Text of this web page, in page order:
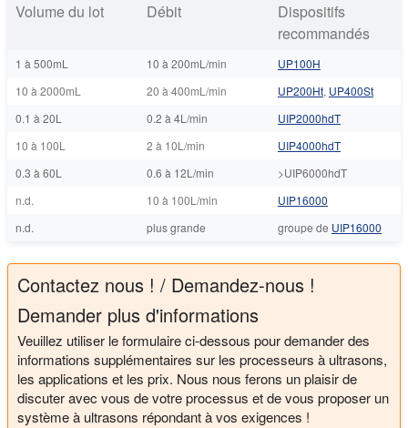
Volume du lot
Débit
Dispositifs
recommandés
1 à 500mL 10 à 200mL/min
UP100H
10 à 2000mL
20 à 400mL/min UP200Ht, UP400St
0.1 à 20L
0.2 à 4L/min
UIP2000hdT
10 à 100L
2 à 10L/min
UIP4000hdT
0.3 à 60L
0.6 à 12L/min
>UIP6000hdT
n.d.
10 à 100L/min
UIP16000
n.d.
plus grande groupe de UIP16000
Contactez nous ! / Demandez-nous !
Demander plus d'informations
Veuillez utiliser le formulaire ci-dessous pour demander des
informations supplémentaires sur les processeurs à ultrasons,
les applications et les prix. Nous nous ferons un plaisir de
discuter avec vous de votre processus et de vous proposer un
système à ultrasons répondant à vos exigences !